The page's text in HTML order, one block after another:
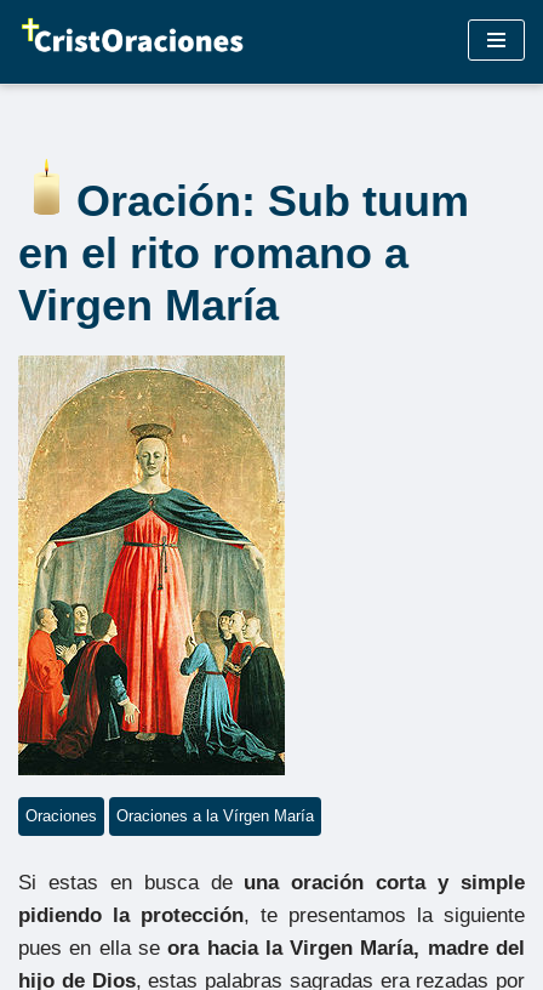
Oración: Sub tuum
en el rito romano a
Virgen María
Oraciones Oraciones a la Vírgen María
Si estas en busca de una oración corta y simple
pidiendo la protección, te presentamos la siguiente
pues en ella seora hacia la Virgen María, madre del
hijo de Dios, estas palabras sagradas era rezadas por